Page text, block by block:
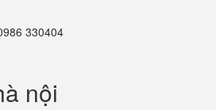
330404
nội